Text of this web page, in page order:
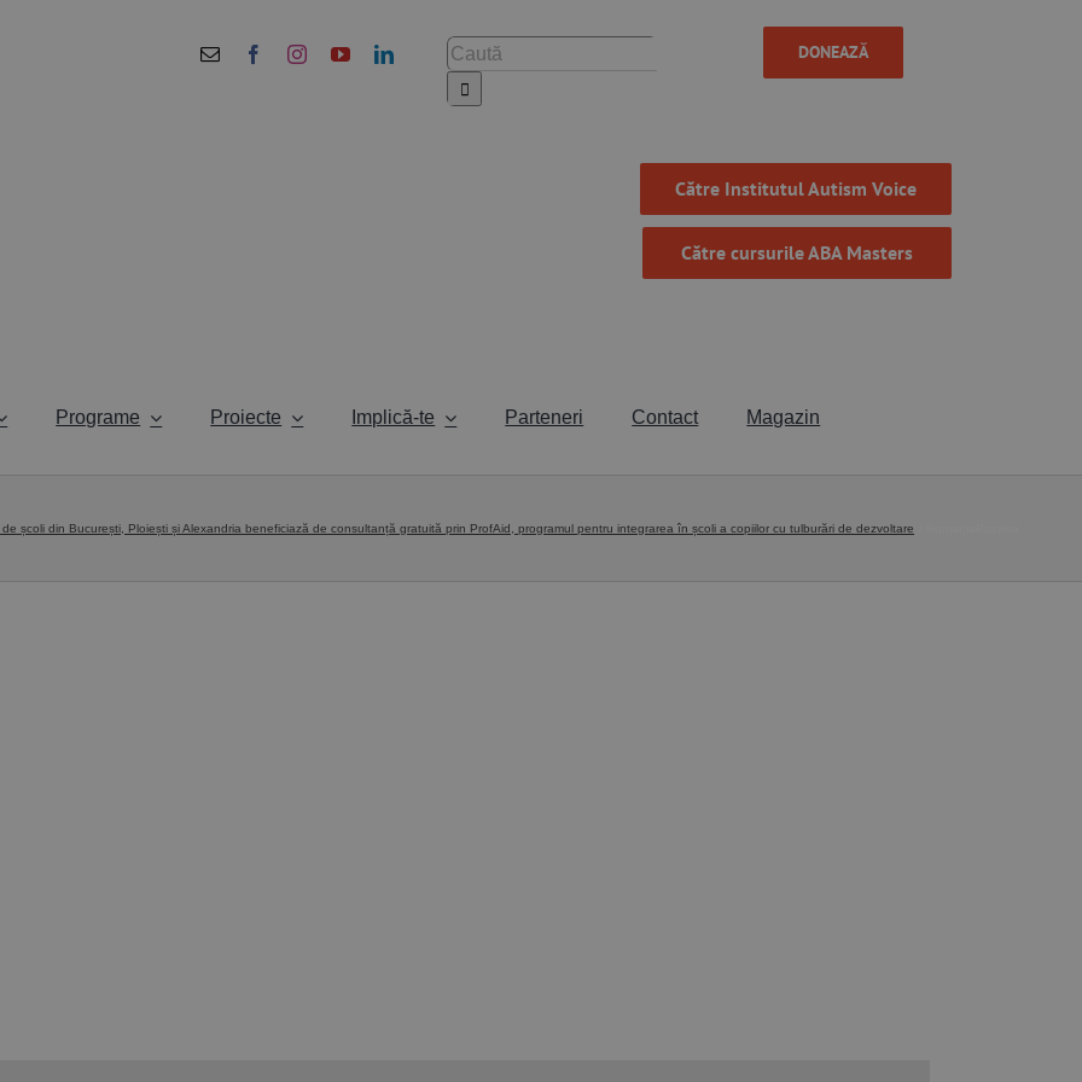
Cautare... DONEAZĂ
Către Institutul Autism Voice
Către cursurile ABA Masters
Programe Proiecte Implică-te Parteneri Contact Magazin
școli din București, Ploiești și Alexandria beneficiază de consultanță gratuită prin ProfAid, programul pentru integrarea în școli a copiilor cu tulburări de dezvoltare